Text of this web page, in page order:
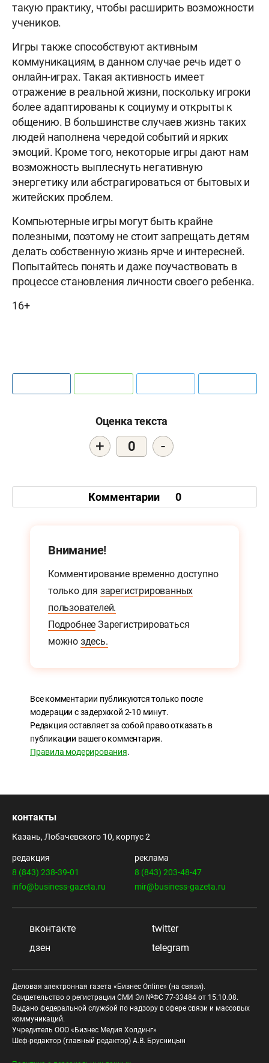
такую практику, чтобы расширить возможности
учеников.
Игры также способствуют активным
коммуникациям, в данном случае речь идет о
онлайн-играх. Такая активность имеет
отражение в реальной жизни, поскольку игроки
более адаптированы к социуму и открыты к
общению. В большинстве случаев жизнь таких
людей наполнена чередой событий и ярких
эмоций. Кроме того, некоторые игры дают нам
возможность выплеснуть негативную
энергетику или абстрагироваться от бытовых и
житейских проблем.
Компьютерные игры могут быть крайне
полезными, поэтому не стоит запрещать детям
делать собственную жизнь ярче и интересней.
Попытайтесь понять и даже поучаствовать в
процессе становления личности своего ребенка.
16+
Оценка текста
+ 0 -
Комментарии 0
Внимание!
Комментирование временно доступно
только для зарегистрированных
пользователей.
Подробнее Зарегистрироваться
можно здесь.
Все комментарии публикуются только после
модерации с задержкой 2-10 минут.
Редакция оставляет за собой право отказать в
публикации вашего комментария.
Правила модерирования.
контакты
Казань, Лобачевского 10, корпус 2
редакция
8 (843) 238-39-01
info@business-gazeta.ru
реклама
8 (843) 203-48-47
mir@business-gazeta.ru
вконтакте
twitter
дзен
telegram
Деловая электронная газета «Бизнес Online» (на связи).
Свидетельство о регистрации СМИ Эл №ФС 77-33484 от 15.10.08.
Выдано федеральной службой по надзору в сфере связи и массовых
коммуникаций.
Учредитель ООО «Бизнес Медия Холдинг»
Шеф-редактор (главный редактор) А.В. Брусницын